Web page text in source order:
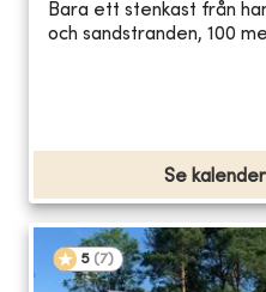
Bara ett stenkast från
och sandstranden, 100
Se
5 (7)